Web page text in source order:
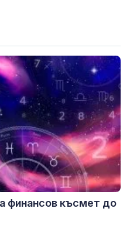
финансов късмет до